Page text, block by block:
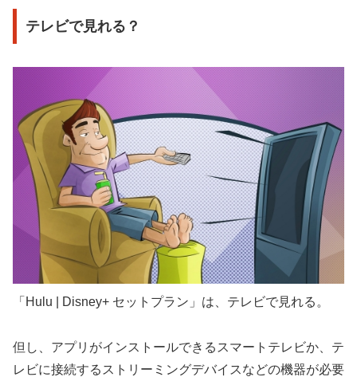
テレビで見れる？
「Hulu | Disney+ セットプラン」は、テレビで見れる。
但し、アプリがインストールできるスマートテレビか、テ
レビに接続するストリーミングデバイスなどの機器が必要